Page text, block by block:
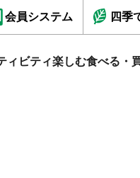
会員システム 四季
ィビティ楽しむ食べる・